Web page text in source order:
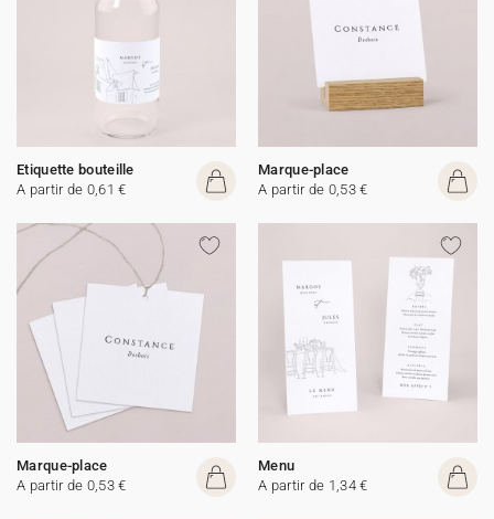
Etiquette bouteille
A partir de 0,61 €
Marque-place
A partir de 0,53 €
Marque-place
A partir de 0,53 €
Menu
A partir de 1,34 €